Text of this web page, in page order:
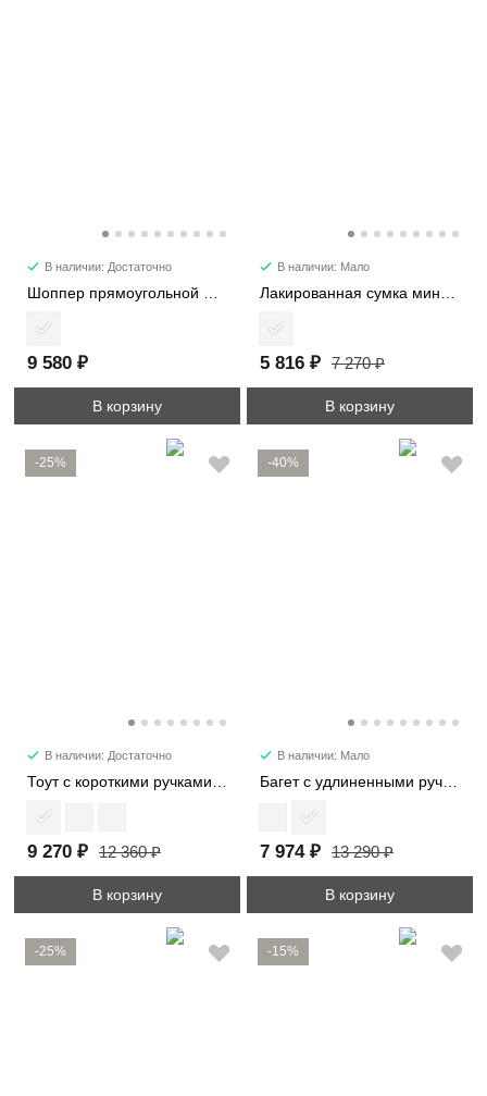
В наличии: Достаточно
Шоппер прямоугольной формы 1192
9 580 ₽
В корзину
В наличии: Мало
Лакированная сумка мини 28514-1
5 816 ₽ 7 270 ₽
В корзину
-25%
В наличии: Достаточно
9 270 ₽ 12 360 ₽
В корзину
-40%
В наличии: Мало
7 974 ₽ 13 290 ₽
В корзину
-25% -15%